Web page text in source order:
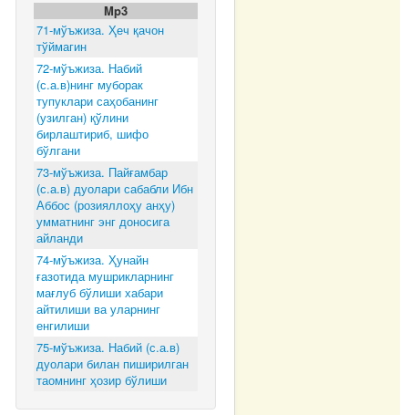
Mp3
71-мўъжиза. Ҳеч қачон
тўймагин
72-мўъжиза. Набий
(с.а.в)нинг муборак
тупуклари саҳобанинг
(узилган) қўлини
бирлаштириб, шифо
бўлгани
73-мўъжиза. Пайғамбар
(с.а.в) дуолари сабабли Ибн
Аббос (розияллоҳу анҳу)
умматнинг энг доносига
айланди
74-мўъжиза. Ҳунайн
ғазотида мушрикларнинг
мағлуб бўлиши хабари
айтилиши ва уларнинг
енгилиши
75-мўъжиза. Набий (с.а.в)
дуолари билан пиширилган
таомнинг ҳозир бўлиши